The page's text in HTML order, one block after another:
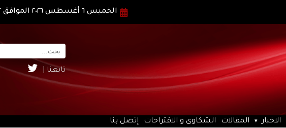
الخميس ٦ أغسطس ٢٠٢٦ الموافق ٢٢ صفر ١٤٤٨ هـ
تابعنا |
الاخبار المقالات الشكاوى و الاقتراحات إتصل بنا